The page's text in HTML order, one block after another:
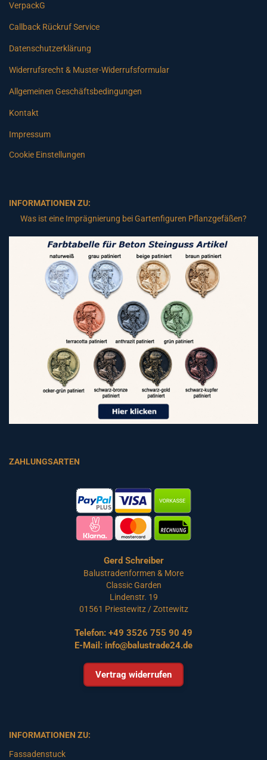
VerpackG
Callback Rückruf Service
Datenschutzerklärung
Widerrufsrecht & Muster-Widerrufsformular
Allgemeinen Geschäftsbedingungen
Kontakt
Impressum
Cookie Einstellungen
INFORMATIONEN ZU:
Was ist eine Imprägnierung bei Gartenfiguren Pflanzgefäßen?
ZAHLUNGSARTEN
Gerd Schreiber
Balustradenformen & More
Classic Garden
Lindenstr. 19
01561 Priestewitz / Zottewitz
Telefon: +49 3526 755 90 49
E-Mail: info@balustrade24.de
Vertrag widerrufen
INFORMATIONEN ZU:
Fassadenstuck